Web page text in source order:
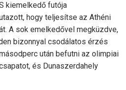
kiemelkedő futója
hogy teljesítse az Athéni
A sok emelkedővel megküzdve,
bizonnyal csodálatos érzés
után befutni az olimpiai
és Dunaszerdahely